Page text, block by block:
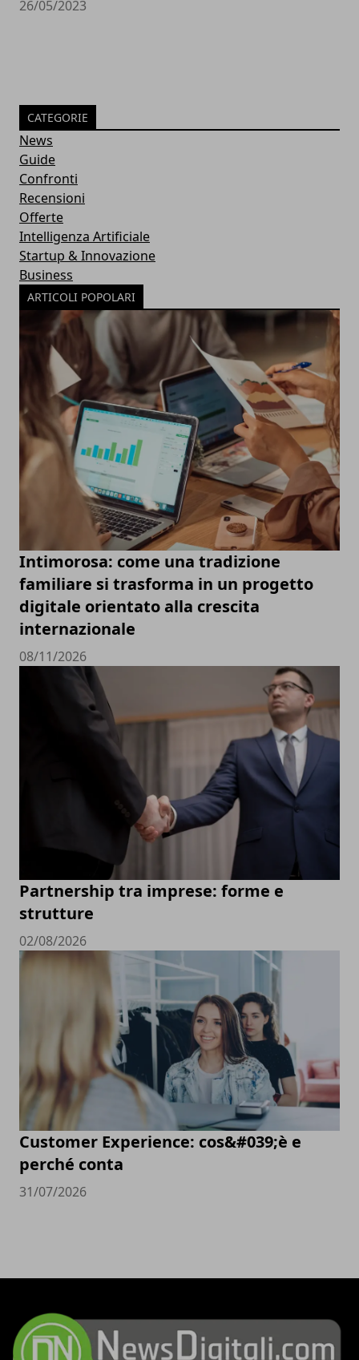
26/05/2023
CATEGORIE
News
Guide
Confronti
Recensioni
Offerte
Intelligenza Artificiale
Startup & Innovazione
Business
ARTICOLI POPOLARI
Intimorosa: come una tradizione
familiare si trasforma in un progetto
digitale orientato alla crescita
internazionale
08/11/2026
Partnership tra imprese: forme e
strutture
02/08/2026
Customer Experience: cos&#039;è e
perché conta
31/07/2026